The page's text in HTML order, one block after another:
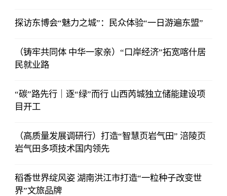
探访东博会“魅力之城”：民众体验“一日游遍东盟”
（铸牢共同体 中华一家亲）“口岸经济”拓宽喀什居
民就业路
“碳”路先行｜逐“绿”而行 山西芮城独立储能建设项
目开工
（高质量发展调研行）打造“智慧页岩气田” 涪陵页
岩气田多项技术国内领先
稻香世界绽风姿 湖南洪江市打造“一粒种子改变世
界”文旅品牌